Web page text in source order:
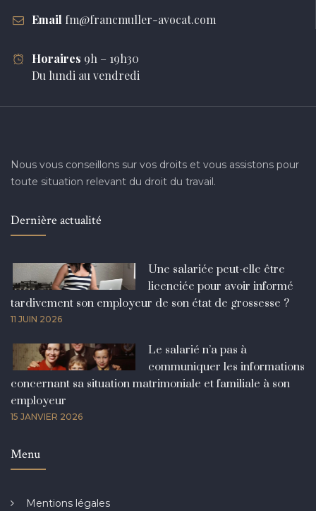
Email fm@francmuller-avocat.com
Horaires 9h – 19h30
Du lundi au vendredi
Nous vous conseillons sur vos droits et vous assistons pour
toute situation relevant du droit du travail.
Dernière actualité
Une salariée peut-elle être
licenciée pour avoir informé
tardivement son employeur de son état de grossesse ?
11 JUIN 2026
Le salarié n’a pas à
communiquer les informations
concernant sa situation matrimoniale et familiale à son
employeur
15 JANVIER 2026
Menu
Mentions légales